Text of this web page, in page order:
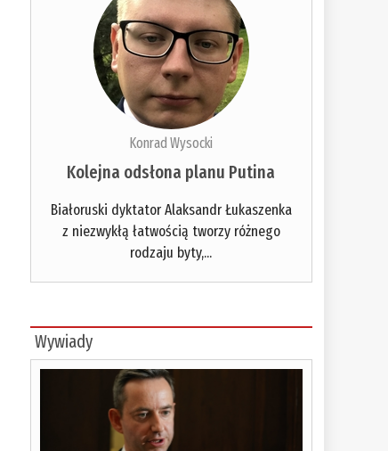
Konrad Wysocki
Kolejna odsłona planu Putina
Białoruski dyktator Alaksandr Łukaszenka
z niezwykłą łatwością tworzy różnego
rodzaju byty,...
Wywiady